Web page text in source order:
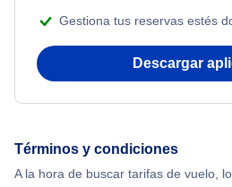
Gestiona tus reservas estés
Descargar
Términos y condiciones
A la hora de buscar tarifas de vuelo,